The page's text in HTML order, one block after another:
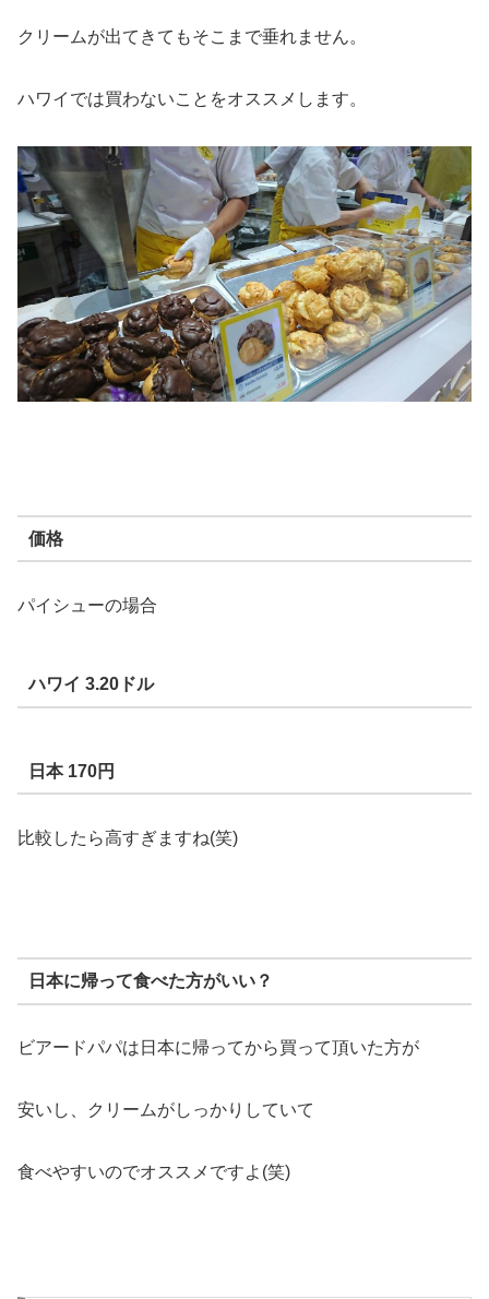
クリームが出てきてもそこまで垂れません。
ハワイでは買わないことをオススメします。
価格
パイシューの場合
ハワイ 3.20ドル
日本 170円
比較したら高すぎますね(笑)
日本に帰って食べた方がいい？
ビアードパパは日本に帰ってから買って頂いた方が
安いし、クリームがしっかりしていて
食べやすいのでオススメですよ(笑)